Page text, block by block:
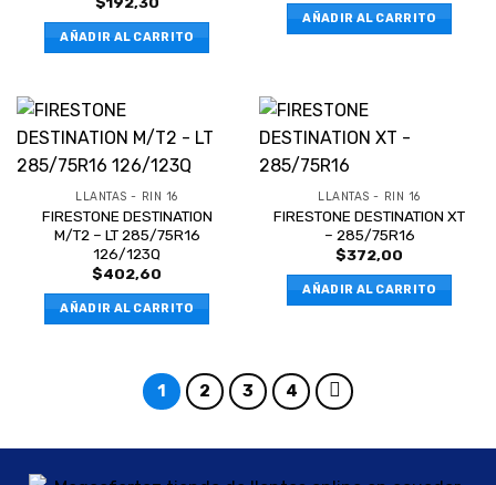
AÑADIR AL CARRITO
AÑADIR AL CARRITO
LLANTAS - RIN 16
FIRESTONE DESTINATION
M/T2 – LT 285/75R16
126/123Q
$402,60
AÑADIR AL CARRITO
LLANTAS - RIN 16
FIRESTONE DESTINATION XT
– 285/75R16
$372,00
AÑADIR AL CARRITO
1 2 3 4